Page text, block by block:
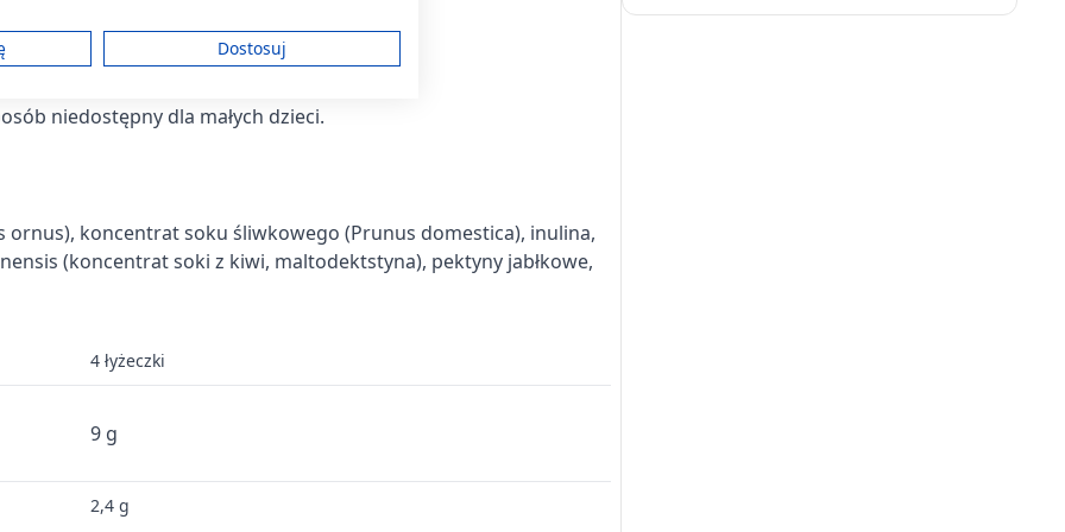
i zdrowy tryb życia.
niedostępny dla małych dzieci.
koncentrat soku śliwkowego (Prunus domestica), inulina,
(koncentrat soki z kiwi, maltodektstyna), pektyny jabłkowe,
4 łyżeczki
9 g
2,4 g
treści
z różnych źródeł
Dostosuj